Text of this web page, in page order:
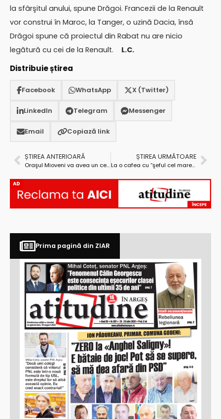
la sfârşitul anului, spune Drăgoi. Francezii de la Renault
vor construi în Maroc, la Tanger, o uzină Dacia, însă
Drăgoi spune că proiectul din Rabat nu are nicio
legătură cu cei de la Renault. L.C.
Distribuie știrea
Facebook WhatsApp X (Twitter)
LinkedIn Telegram Messenger
Email Copiază link
ȘTIREA ANTERIOARĂ
Oraşul Mioveni va avea un centru de formare profesională
ȘTIREA URMĂTOARE
La o cafea cu “şeful cel mare” de la Finanţe, Dorin Falcă
AD
Prima pagină din ZIAR